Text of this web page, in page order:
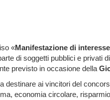
«Manifestazione di
di soggetti pubblici e privati
previsto in occasione della
ai vincitori del
economia circolare,